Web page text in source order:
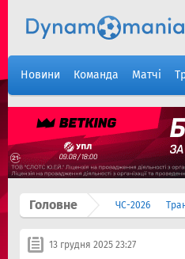
Новини Команда Матчі
Головне ЧС-2026
13 грудня 2025 23:27